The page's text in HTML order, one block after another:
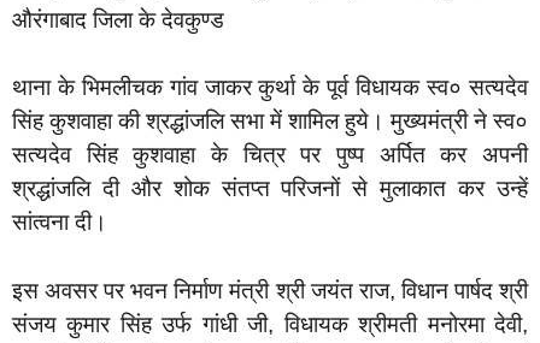
औरंगाबाद जिला के देवकुण्ड
थाना के भिमलीचक गांव जाकर कुर्था के पूर्व विधायक स्व० सत्यदेव
सिंह कुशवाहा की श्रद्धांजलि सभा में शामिल हुये। मुख्यमंत्री ने स्व०
सत्यदेव सिंह कुशवाहा के चित्र पर पुष्प अर्पित कर अपनी
श्रद्धांजलि दी और शोक संतप्त परिजनों से मुलाकात कर उन्हें
सांत्वना दी।
इस अवसर पर भवन निर्माण मंत्री श्री जयंत राज, विधान पार्षद श्री
संजय कुमार सिंह उर्फ गांधी जी, विधायक श्रीमती मनोरमा देवी,